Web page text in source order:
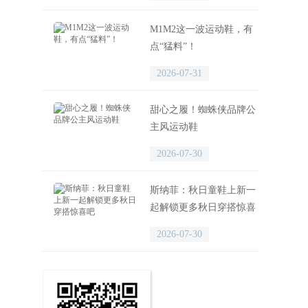
M1M2这一波运动鞋，有
点“猛料”！
2026-07-31
甜心之履！蜘蛛侠品牌公
主风运动鞋
2026-07-30
斯纳菲：秋日童鞋上新一
起解锁更多秋日穿搭惊喜
2026-07-30